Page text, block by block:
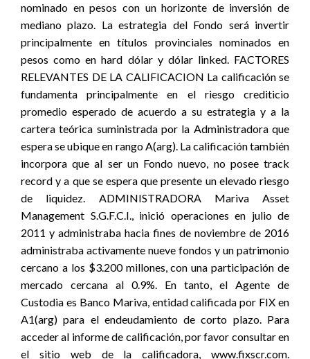
nominado en pesos con un horizonte de inversión de
mediano plazo. La estrategia del Fondo será invertir
principalmente en títulos provinciales nominados en
pesos como en hard dólar y dólar linked. FACTORES
RELEVANTES DE LA CALIFICACION La calificación se
fundamenta principalmente en el riesgo crediticio
promedio esperado de acuerdo a su estrategia y a la
cartera teórica suministrada por la Administradora que
espera se ubique en rango A(arg). La calificación también
incorpora que al ser un Fondo nuevo, no posee track
record y a que se espera que presente un elevado riesgo
de liquidez. ADMINISTRADORA Mariva Asset
Management S.G.F.C.I., inició operaciones en julio de
2011 y administraba hacia fines de noviembre de 2016
administraba activamente nueve fondos y un patrimonio
cercano a los $3.200 millones, con una participación de
mercado cercana al 0.9%. En tanto, el Agente de
Custodia es Banco Mariva, entidad calificada por FIX en
A1(arg) para el endeudamiento de corto plazo. Para
acceder al informe de calificación, por favor consultar en
el sitio web de la calificadora, www.fixscr.com.